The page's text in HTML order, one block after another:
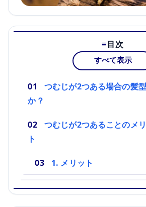
目次
すべて表示
つむじが2つある場合の髪
か？
つむじが2つあることのメ
ト
1. メリット